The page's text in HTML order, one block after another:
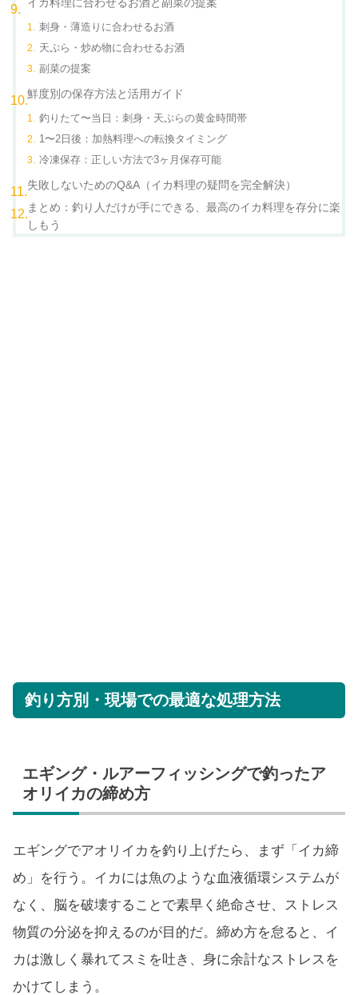
刺身・薄造りに合わせるお酒
天ぷら・炒め物に合わせるお酒
副菜の提案
鮮度別の保存方法と活用ガイド
釣りたて〜当日：刺身・天ぷらの黄金時間帯
1〜2日後：加熱料理への転換タイミング
冷凍保存：正しい方法で3ヶ月保存可能
失敗しないためのQ&A（イカ料理の疑問を完全解決）
まとめ：釣り人だけが手にできる、最高のイカ料理を存分に楽
しもう
釣り方別・現場での最適な処理方法
エギング・ルアーフィッシングで釣ったア
オリイカの締め方
エギングでアオリイカを釣り上げたら、まず「イカ締
め」を行う。イカには魚のような血液循環システムが
なく、脳を破壊することで素早く絶命させ、ストレス
物質の分泌を抑えるのが目的だ。締め方を怠ると、イ
カは激しく暴れてスミを吐き、身に余計なストレスを
かけてしまう。